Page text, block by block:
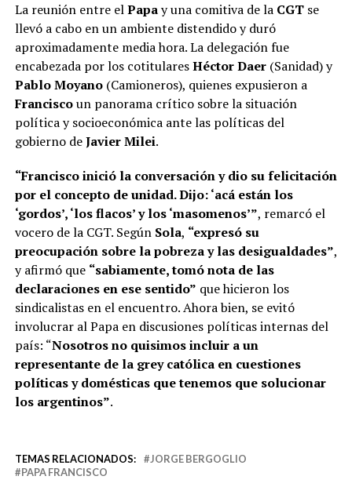
La reunión entre elPapay una comitiva de la CGTse
llevó a cabo en un ambiente distendido y duró
aproximadamente media hora. La delegación fue
encabezada por los cotitularesHéctor Daer(Sanidad) y
Pablo Moyano(Camioneros), quienes expusieron a
Franciscoun panorama crítico sobre la situación
política y socioeconómica ante las políticas del
gobierno deJavier Milei.
“Francisco inició la conversación y dio su felicitación
por el concepto de unidad. Dijo: ‘acá están los
‘gordos’, ‘los flacos’ y los ‘masomenos’”, remarcó el
vocero de la CGT. Según Sola, “expresó su
preocupación sobre la pobreza y las desigualdades”,
y afirmó que “sabiamente, tomó nota de las
declaraciones en ese sentido” que hicieron los
sindicalistas en el encuentro. Ahora bien, se evitó
involucrar al Papa en discusiones políticas internas del
país: “Nosotros no quisimos incluir a un
representante de la grey católica en cuestiones
políticas y domésticas que tenemos que solucionar
los argentinos”.
TEMAS RELACIONADOS:
JORGE BERGOGLIO
PAPA FRANCISCO